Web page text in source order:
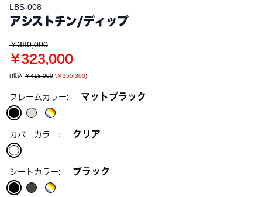
LBS-008
アシストチン/ディップ
￥380,000
￥323,000
(税込 ￥418,000 \￥355,300)
フレームカラー: マットブラック
カバーカラー: クリア
シートカラー: ブラック